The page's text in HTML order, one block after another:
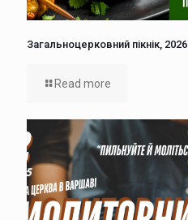
Загальноцерковний пікнік, 2026
Read more